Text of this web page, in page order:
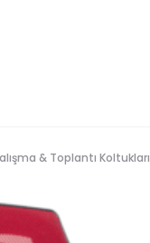
& Toplantı Koltukları